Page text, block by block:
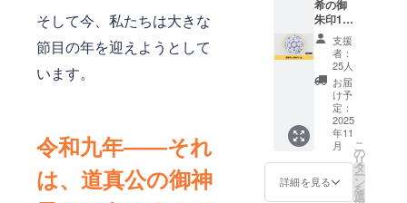
そして今、私たちは大きな
節目の年を迎えようとして
います。
令和九年――それ
は、道真公の御神
良かった
ね」と思え
る「四方良
し」を理念
として、歴
史文化の継
承と革新に
取り組んで
く サイ
ズ：約
8cm×8
cm ※送
料込み
のお値
段で
す。
希の御
朱印1
枚】 菅
公万華
鏡を覗
いて見
える不
思議な
世界を
描いた
喜世希
の御朱
印を1枚
お送り
支援
者：
25人
お届
け予
定：
2025
年11
月
詳細を見る
こ
の
リ
タ
ー
ン
を
選